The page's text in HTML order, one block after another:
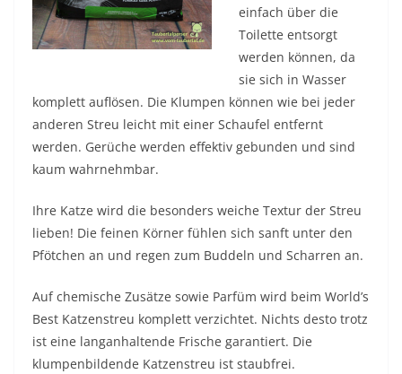
einfach über die
Toilette entsorgt
werden können, da
sie sich in Wasser
komplett auflösen. Die Klumpen können wie bei jeder
anderen Streu leicht mit einer Schaufel entfernt
werden. Gerüche werden effektiv gebunden und sind
kaum wahrnehmbar.
Ihre Katze wird die besonders weiche Textur der Streu
lieben! Die feinen Körner fühlen sich sanft unter den
Pfötchen an und regen zum Buddeln und Scharren an.
Auf chemische Zusätze sowie Parfüm wird beim World’s
Best Katzenstreu komplett verzichtet. Nichts desto trotz
ist eine langanhaltende Frische garantiert. Die
klumpenbildende Katzenstreu ist staubfrei.